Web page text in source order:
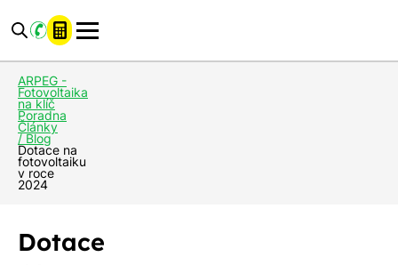
ARPEG -
Fotovoltaika
na klíč
Poradna
Články
/ Blog
Dotace na
fotovoltaiku
v roce
2024
Dotace